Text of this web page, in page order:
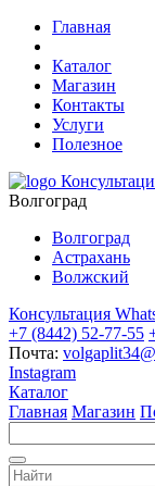
Главная
Каталог
Магазин
Контакты
Услуги
Полезное
Волгоград
Волгоград
Астрахань
Волжский
Консультация
+7 (8442) 52-77-55
Почта:
Instagram
Каталог
Главная Магазин